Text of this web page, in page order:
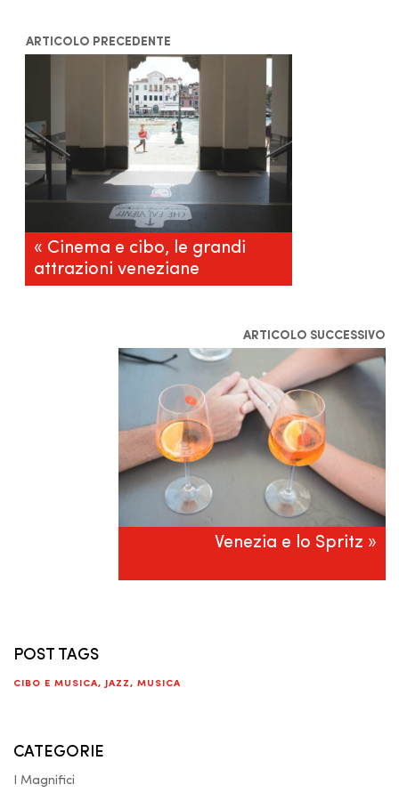
ARTICOLO PRECEDENTE
« Cinema e cibo, le grandi
attrazioni veneziane
ARTICOLO SUCCESSIVO
Venezia e lo Spritz »
POST TAGS
CIBO E MUSICA, JAZZ, MUSICA
CATEGORIE
I Magnifici